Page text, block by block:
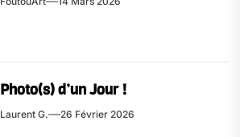
Photo(s) d’un Jour !
Laurent G. 26 Février 2026